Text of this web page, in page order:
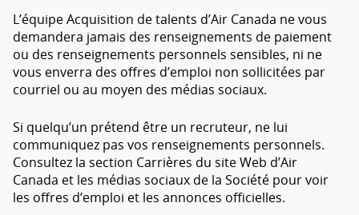
L’équipe Acquisition de talents d’Air Canada ne vous
demandera jamais des renseignements de paiement
ou des renseignements personnels sensibles, ni ne
vous enverra des offres d’emploi non sollicitées par
courriel ou au moyen des médias sociaux.
Si quelqu’un prétend être un recruteur, ne lui
communiquez pas vos renseignements personnels.
Consultez la section Carrières du site Web d’Air
Canada et les médias sociaux de la Société pour voir
les offres d’emploi et les annonces officielles.